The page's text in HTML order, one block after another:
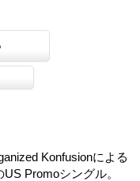
Konfusionによる
Promoシングル。